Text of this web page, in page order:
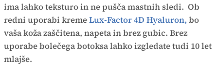
ima lahko teksturo in ne pušča mastnih sledi. Ob
redni uporabi kremeLux-Factor 4D Hyaluron, bo
vaša koža zaščitena, napeta in brez gubic. Brez
uporabe bolečega botoksa lahko izgledate tudi 10 let
mlajše.